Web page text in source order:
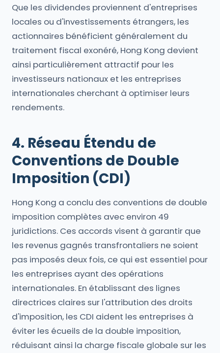
Que les dividendes proviennent d'entreprises
locales ou d'investissements étrangers, les
actionnaires bénéficient généralement du
traitement fiscal exonéré, Hong Kong devient
ainsi particulièrement attractif pour les
investisseurs nationaux et les entreprises
internationales cherchant à optimiser leurs
rendements.
4. Réseau Étendu de
Conventions de Double
Imposition (CDI)
Hong Kong a conclu des conventions de double
imposition complètes avec environ 49
juridictions. Ces accords visent à garantir que
les revenus gagnés transfrontaliers ne soient
pas imposés deux fois, ce qui est essentiel pour
les entreprises ayant des opérations
internationales. En établissant des lignes
directrices claires sur l'attribution des droits
d'imposition, les CDI aident les entreprises à
éviter les écueils de la double imposition,
réduisant ainsi la charge fiscale globale sur les